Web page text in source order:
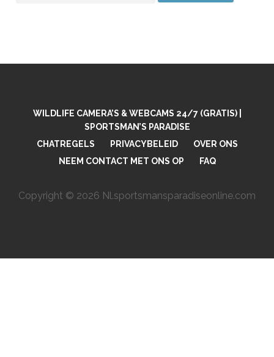
WILDLIFE CAMERA’S & WEBCAMS 24/7 (GRATIS) |
SPORTSMAN’S PARADISE
CHATREGELS
PRIVACYBELEID
OVER ONS
NEEM CONTACT MET ONS OP
FAQ
Copyright © 2026 Nl.sportsmansparadiseonline.com